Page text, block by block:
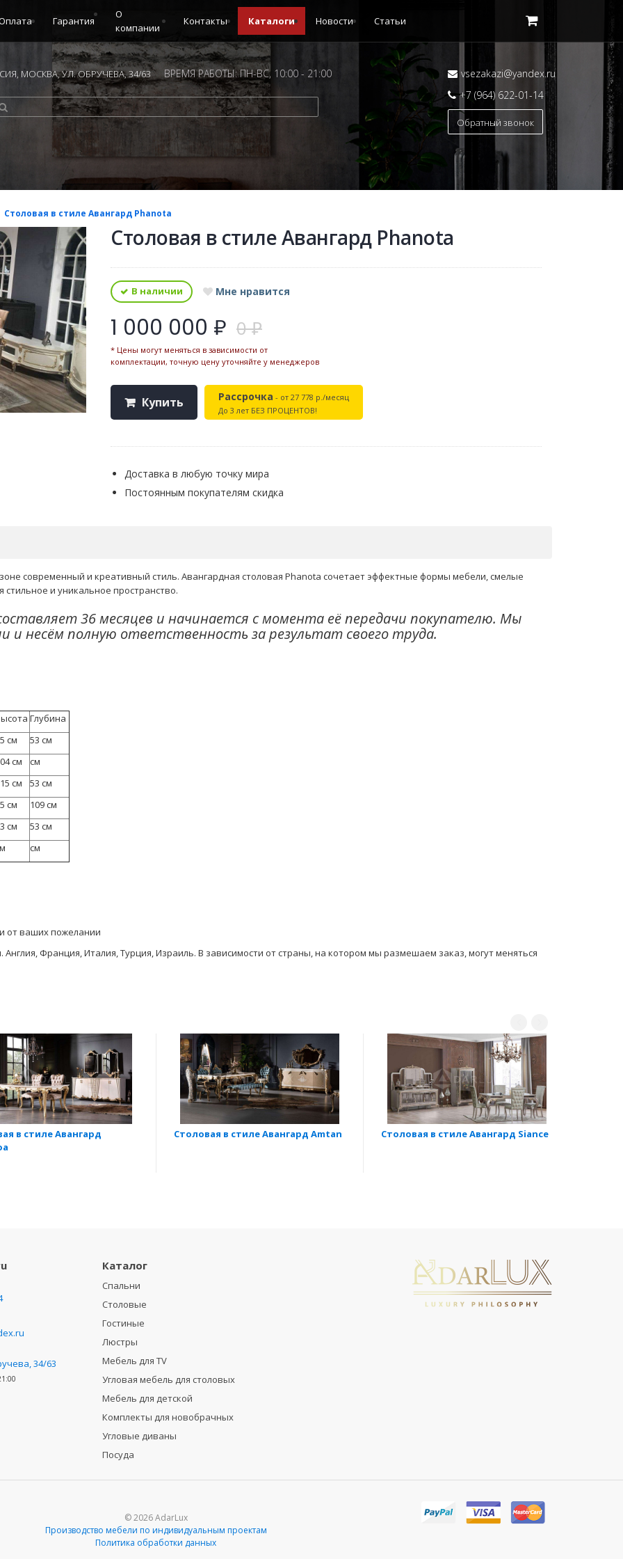
Гарантия
О
компании
Контакты Каталоги Новости Статьи
МОСКВА, УЛ. ОБРУЧЕВА, 34/63 ВРЕМЯ РАБОТЫ: ПН-ВС, 10:00 - 21:00
vsezakazi@yandex.ru
+7 (964) 622-01-14
Обратный звонок
Столовая в стиле Авангард Phanota
Столовая в стиле Авангард Phanota
В наличии Мне нравится
1 000 000 ₽ 0 ₽
* Цены могут меняться в зависимости от
комплектации, точную цену уточняйте у менеджеров
Купить Рассрочка - от 27 778 р./месяц
До 3 лет БЕЗ ПРОЦЕНТОВ!
Доставка в любую точку мира
Постоянным покупателям скидка
современный и креативный стиль. Авангардная столовая Phanota сочетает эффектные формы мебели, смелые
и уникальное пространство.
36 месяцев и начинается с момента её передачи покупателю. Мы
и несём полную ответственность за результат своего труда.
Глубина
см
53 см
см
см
см
53 см
см
109 см
см
53 см
см
от ваших пожелании
Франция, Италия, Турция, Израиль. В зависимости от страны, на котором мы размешаем заказ, могут мeняться
в стиле Авангард
Столовая в стиле Авангард Amtan Столовая в стиле Авангард Siance
34/63
Каталог
Спальни
Столовые
Гостиные
Люстры
Мебель для TV
Угловая мебель для столовых
Мебель для детской
Комплекты для новобрачных
Угловые диваны
Посуда
© 2026 AdarLux
Производство мебели по индивидуальным проектам
Политика обработки данных